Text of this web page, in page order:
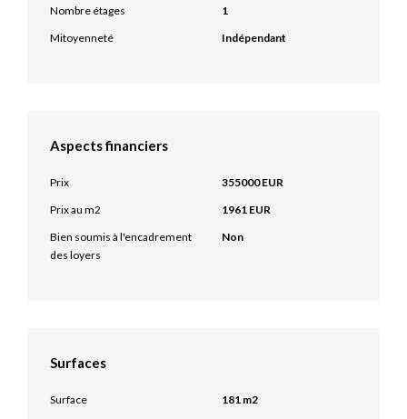
Nombre étages
1
Mitoyenneté
Indépendant
Aspects financiers
Prix
355000 EUR
Prix au m2
1961 EUR
Bien soumis à l'encadrement
des loyers
Non
Surfaces
Surface
181 m2